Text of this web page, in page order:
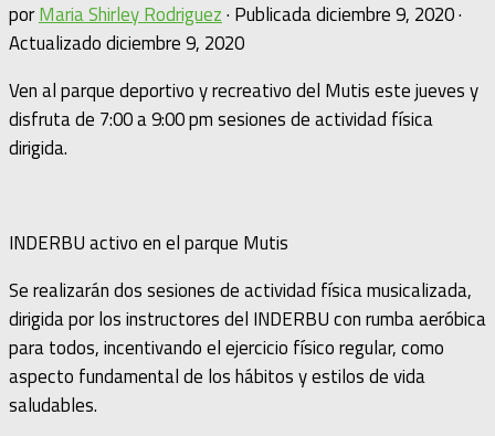
porMaria Shirley Rodriguez· Publicadadiciembre 9, 2020·
Actualizadodiciembre 9, 2020
Ven al parque deportivo y recreativo del Mutis este jueves y
disfruta de 7:00 a 9:00 pm sesiones de actividad física
dirigida.
INDERBU activo en el parque Mutis
Se realizarán dos sesiones de actividad física musicalizada,
dirigida por los instructores del INDERBU con rumba aeróbica
para todos, incentivando el ejercicio físico regular, como
aspecto fundamental de los hábitos y estilos de vida
saludables.